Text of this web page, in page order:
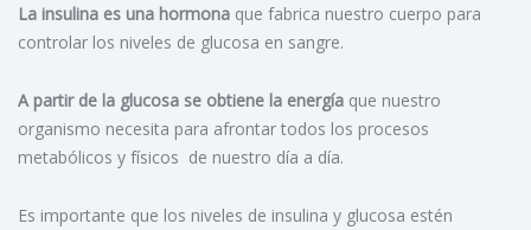
La insulina es una hormona que fabrica nuestro cuerpo para
controlar los niveles de glucosa en sangre.
A partir de la glucosa se obtiene la energía que nuestro
organismo necesita para afrontar todos los procesos
metabólicos y físicos de nuestro día a día.
Es importante que los niveles de insulina y glucosa estén